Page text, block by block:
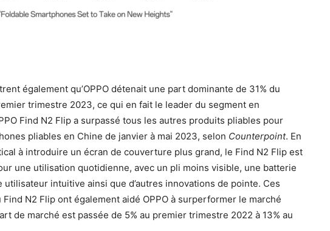
également qu’OPPO détenait une part dominante de 31% du
trimestre 2023, ce qui en fait le leader du segment en
Find N2 Flip a surpassé tous les autres produits pliables pour
pliables en Chine de janvier à mai 2023, selon Counterpoint. En
à introduire un écran de couverture plus grand, le Find N2 Flip est
une utilisation quotidienne, avec un pli moins visible, une batterie
intuitive ainsi que d’autres innovations de pointe. Ces
N2 Flip ont également aidé OPPO à surperformer le marché
de marché est passée de 5% au premier trimestre 2022 à 13% au